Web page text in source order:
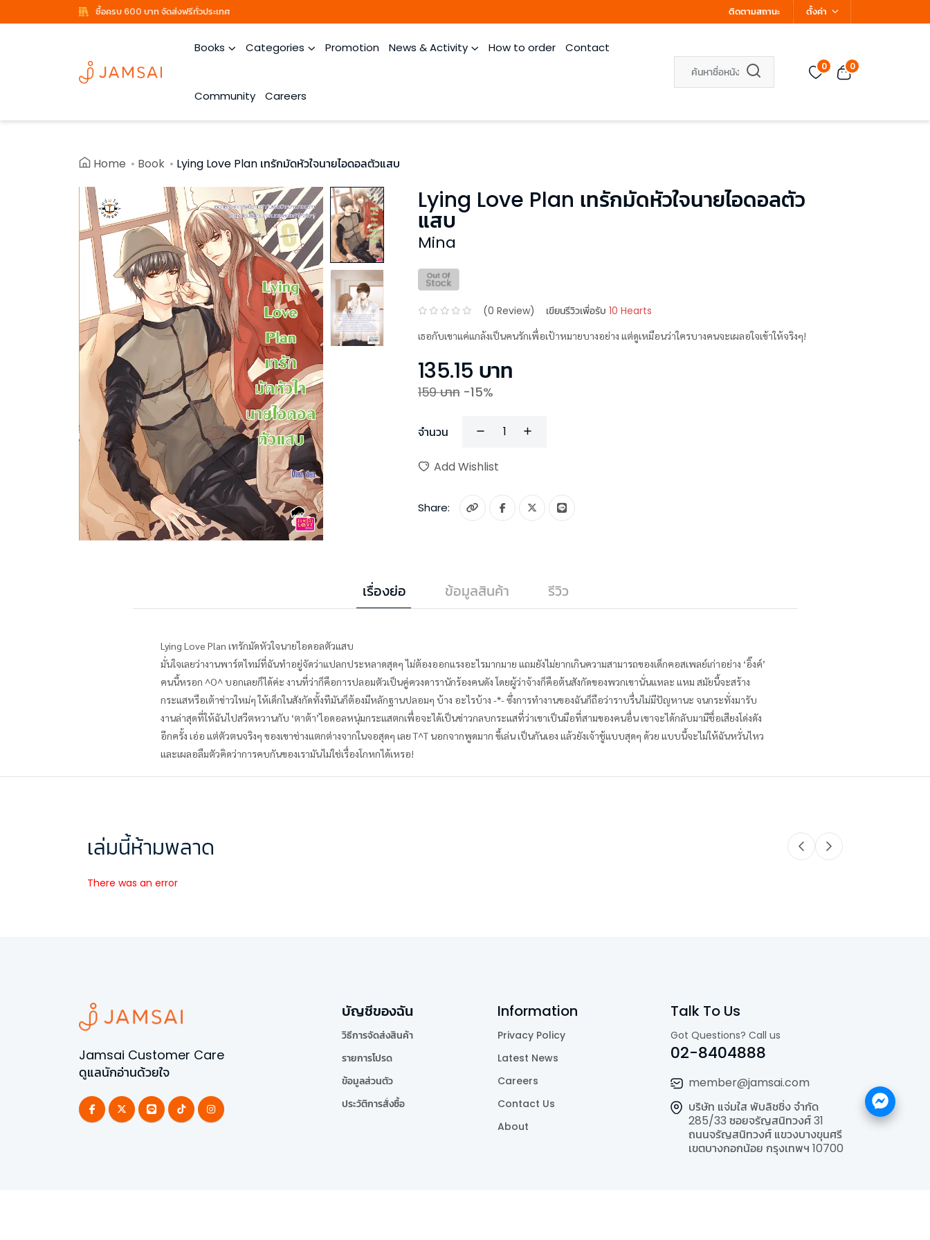
ซื้อครบ 600 บาท จัดส่งฟรีทั่วประเทศ ติดตามสถานะ ตั้งค่า
Books Categories Promotion News & Activity How to order Contact
Community Careers
0 0
Home Book Lying Love Plan เทรักมัดหัวใจนายไอดอลตัวแสบ
Lying Love Plan เทรักมัดหัวใจนายไอดอลตัว
แสบ
Mina
(0 Review) เขียนรีวิวเพื่อรับ 10 Hearts
เธอกับเขาแค่แกล้งเป็นคนรักเพื่อเป้าหมายบางอย่าง แต่ดูเหมือนว่าใครบางคนจะเผลอใจเข้าให้จริงๆ!
135.15 บาท
159บาท -15%
จำนวน
Add Wishlist
Share:
เรื่องย่อ ข้อมูลสินค้า รีวิว
Lying Love Plan เทรักมัดหัวใจนายไอดอลตัวแสบ
มั่นใจเลยว่างานพาร์ตไทม์ที่ฉันทำอยู่จัดว่าแปลกประหลาดสุดๆ ไม่ต้องออกแรงอะไรมากมาย แถมยังไม่ยากเกินความสามารถของเด็กคอสเพลย์เก่าอย่าง ‘อิ๊งค์’
คนนี้หรอก ^O^ บอกเลยก็ได้ค่ะ งานที่ว่าก็คือการปลอมตัวเป็นคู่ควงดารานักร้องคนดัง โดยผู้ว่าจ้างก็คือต้นสังกัดของพวกเขานั่นแหละ แหม สมัยนี้จะสร้าง
กระแสหรือเต้าข่าวใหม่ๆ ให้เด็กในสังกัดทั้งทีมันก็ต้องมีหลักฐานปลอมๆ บ้าง อะไรบ้าง -*- ซึ่งการทำงานของฉันก็ถือว่าราบรื่นไม่มีปัญหานะ จนกระทั่งมารับ
งานล่าสุดที่ให้ฉันไปสวีตหวานกับ ‘ตาต้า’ไอดอลหนุ่มกระแสตกเพื่อจะได้เป็นข่าวกลบกระแสที่ว่าเขาเป็นมือที่สามของคนอื่น เขาจะได้กลับมามีชื่อเสียงโด่งดัง
อีกครั้ง เอ่อ แต่ตัวตนจริงๆ ของเขาช่างแตกต่างจากในจอสุดๆ เลย T^T นอกจากพูดมาก ขี้เล่น เป็นกันเอง แล้วยังเจ้าชู้แบบสุดๆ ด้วย แบบนี้จะไม่ให้ฉันหวั่นไหว
และเผลอลืมตัวคิดว่าการคบกันของเรามันไม่ใช่เรื่องโกหกได้เหรอ!
เล่มนี้ห้ามพลาด
There was an error
Jamsai Customer Care
ดูแลนักอ่านด้วยใจ
บัญชีของฉัน
วิธีการจัดส่งสินค้า
รายการโปรด
ข้อมูลส่วนตัว
ประวัติการสั่งซื้อ
Information
Privacy Policy
Latest News
Careers
Contact Us
About
Talk To Us
Got Questions? Call us
02-8404888
member@jamsai.com
บริษัท แจ่มใส พับลิชชิ่ง จำกัด
285/33 ซอยจรัญสนิทวงศ์ 31
ถนนจรัญสนิทวงศ์ แขวงบางขุนศรี
เขตบางกอกน้อย กรุงเทพฯ 10700